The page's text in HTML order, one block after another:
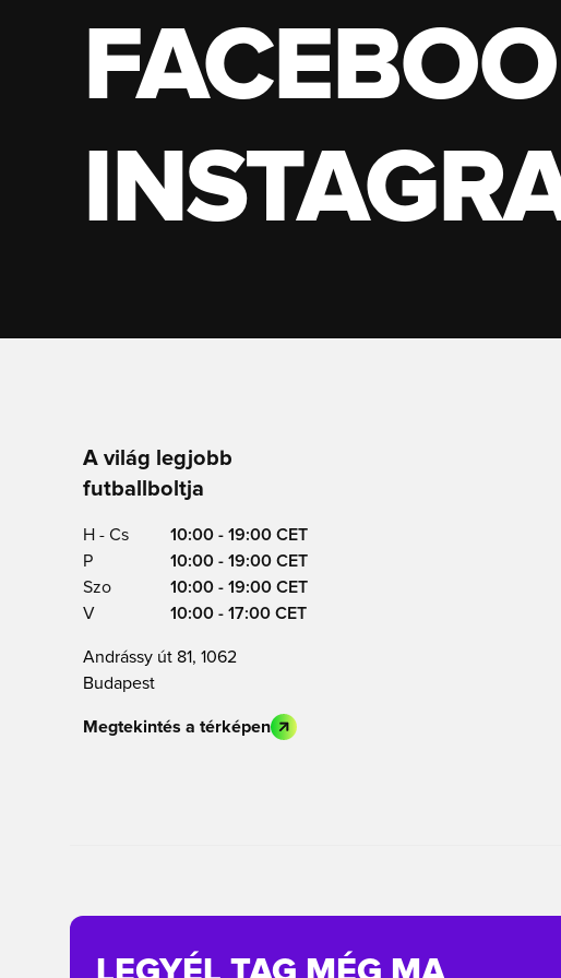
A világ legjobb
futballboltja
H - Cs
10:00 - 19:00 CET
P
10:00 - 19:00 CET
Szo
10:00 - 19:00 CET
V
10:00 - 17:00 CET
Andrássy út 81, 1062
Budapest
Megtekintés a térképen